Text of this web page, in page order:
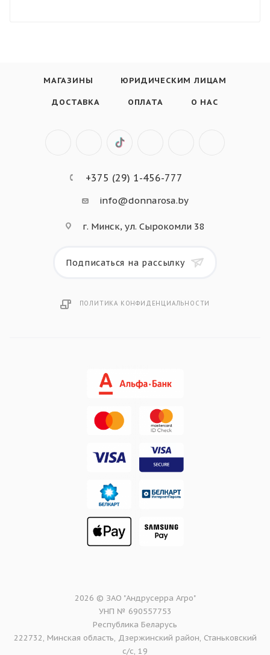
МАГАЗИНЫ ЮРИДИЧЕСКИМ ЛИЦАМ
ДОСТАВКА ОПЛАТА О НАС
+375 (29) 1-456-777
info@donnarosa.by
г. Минск, ул. Сырокомли 38
Подписаться на рассылку
ПОЛИТИКА КОНФИДЕНЦИАЛЬНОСТИ
2026 © ЗАО "Андрусерра Агро"
УНП № 690557753
Республика Беларусь
222732, Минская область, Дзержинский район, Станьковский
с/с, 19